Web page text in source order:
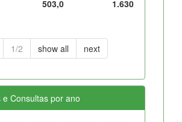
503,0
1.630
1/2 show all next
e Consultas por ano